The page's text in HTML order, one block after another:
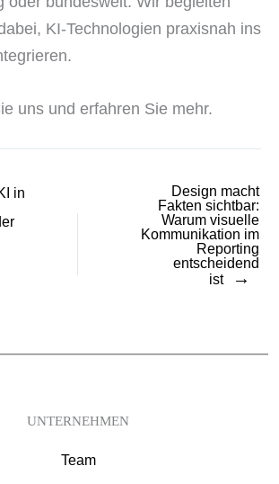
KI-Technologien praxisnah ins
uns und erfahren Sie mehr.
in
Design macht
Fakten sichtbar:
Warum visuelle
Kommunikation im
Reporting
entscheidend
ist
→
UNTERNEHMEN
Team